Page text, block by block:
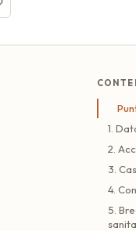
1.
2.
3.
4.
5.